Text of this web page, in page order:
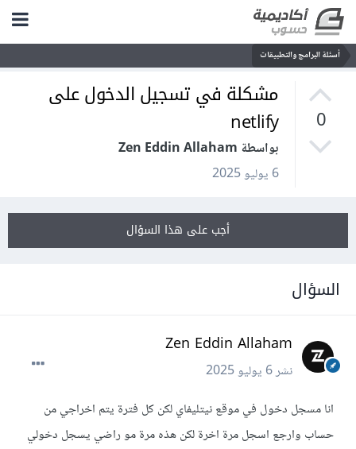
أسئلة البرامج والتطبيقات
0
مشكلة في تسجيل الدخول على
netlify
بواسطة Zen Eddin Allaham
6 يوليو 2025
أجب على هذا السؤال
السؤال
Zen Eddin Allaham
نشر6 يوليو 2025
انا مسجل دخول في موقع نيتليفاي لكن كل فترة يتم اخراجي من
حساب وارجع اسجل مرة اخرة لكن هذه مرة مو راضي يسجل دخولي